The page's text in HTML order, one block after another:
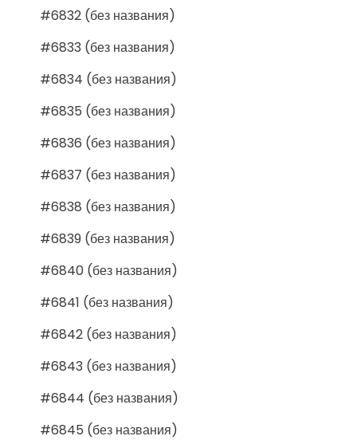
#6832 (без названия)
#6833 (без названия)
#6834 (без названия)
#6835 (без названия)
#6836 (без названия)
#6837 (без названия)
#6838 (без названия)
#6839 (без названия)
#6840 (без названия)
#6841 (без названия)
#6842 (без названия)
#6843 (без названия)
#6844 (без названия)
#6845 (без названия)